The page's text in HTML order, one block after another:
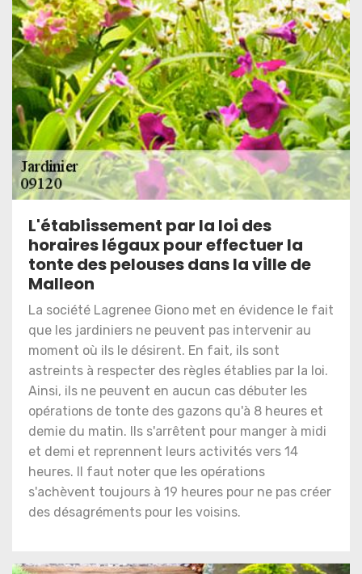
L'établissement par la loi des
horaires légaux pour effectuer la
tonte des pelouses dans la ville de
Malleon
La société Lagrenee Giono met en évidence le fait
que les jardiniers ne peuvent pas intervenir au
moment où ils le désirent. En fait, ils sont
astreints à respecter des règles établies par la loi.
Ainsi, ils ne peuvent en aucun cas débuter les
opérations de tonte des gazons qu'à 8 heures et
demie du matin. Ils s'arrêtent pour manger à midi
et demi et reprennent leurs activités vers 14
heures. Il faut noter que les opérations
s'achèvent toujours à 19 heures pour ne pas créer
des désagréments pour les voisins.